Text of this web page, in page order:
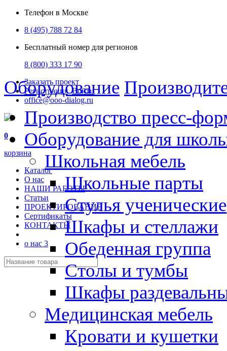
Телефон в Москве
8 (495) 788 72 84
Бесплатный номер для регионов
8 (800) 333 17 90
Заказать проект
Регистрация Войти
office@ooo-dialog.ru
0
корзина
Каталог
О нас
НАШИ РАБОТЫ
Статьи
ПРОЕКТИРОВАНИЕ
Сертификаты
КОНТАКТЫ
о нас 3
Оборудование
Производство пресс-
Оборудование для
Школьная мебель
Школьные парты
Стулья ученические
Шкафы и стеллажи
Обеденная группа
Столы и тумбы
Шкафы
Медицинская мебель
Кровати и кушетки